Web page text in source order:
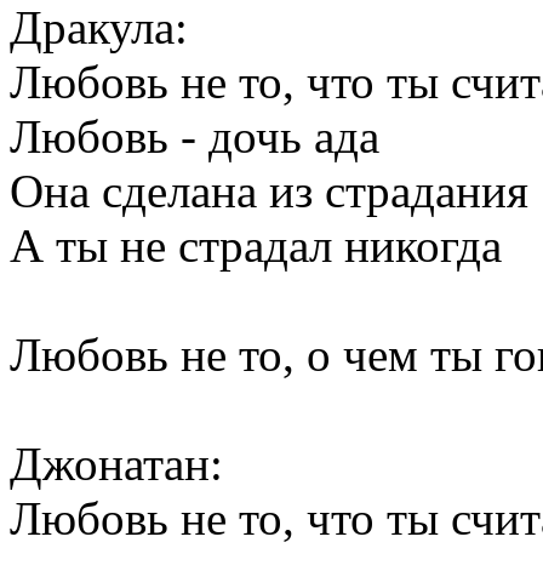
Дракула:
Любовь не то, что ты
Любовь - дочь ада
Она сделана из страдания
А ты не страдал никогда
Любовь не то, о чем ты
Джонатан:
Любовь не то, что ты